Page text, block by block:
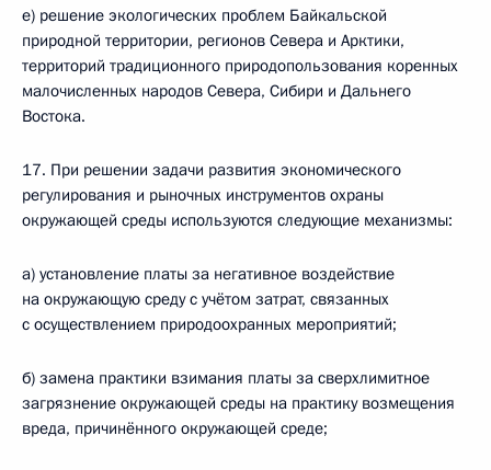
е) решение экологических проблем Байкальской
природной территории, регионов Севера и Арктики,
территорий традиционного природопользования коренных
малочисленных народов Севера, Сибири и Дальнего
Востока.
17. При решении задачи развития экономического
регулирования и рыночных инструментов охраны
окружающей среды используются следующие механизмы:
а) установление платы за негативное воздействие
на окружающую среду с учётом затрат, связанных
с осуществлением природоохранных мероприятий;
б) замена практики взимания платы за сверхлимитное
загрязнение окружающей среды на практику возмещения
вреда, причинённого окружающей среде;